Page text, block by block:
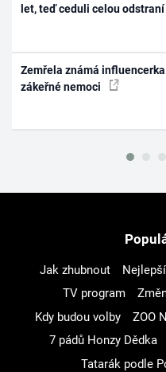
let, teď ceduli celou odstraní
Zemřela známá
zákeřné nemoci
Jak zhubnout
TV program
Kdy budou volby
ZOO
7 pádů Honzy Dědka
Tatarák podle